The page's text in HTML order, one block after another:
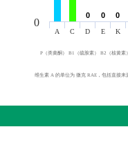
0
0 0
0 0
0
A C D E K
0
P（类黄酮） B1（硫胺素） B2（核黄
维生素 A 的单位为 微克 RAE，包括直接